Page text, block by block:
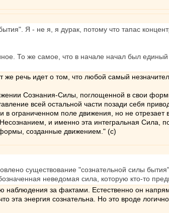
Я - не я, я дурак, потому что тапас
То же самое, что в начале начал был
же речь идет о том, что любой самый
Сознания-Силы, поглощенной в свои
всей остальной части позади себя
ограниченном поле движения, но не отрезает
и именно эта интегральная
созданные движением." (с)
существование "сознательной силы
неведомая сила, которую кто-то
за фактами. Естественно он
эта энергия сознательна. Но это вроде